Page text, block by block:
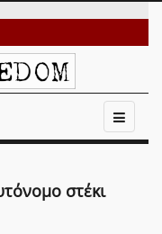
στέκι